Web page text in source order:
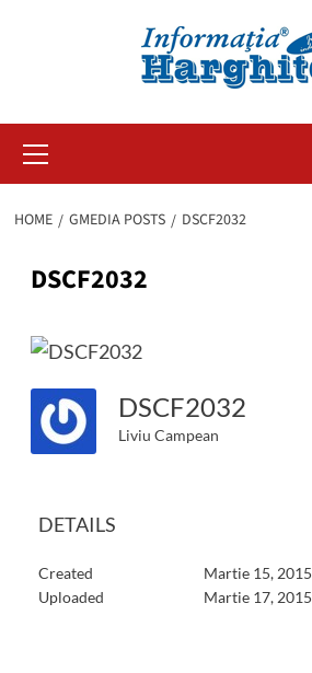
Menu
HOME GMEDIA POSTS DSCF2032
DSCF2032
DSCF2032
Liviu Campean
DETAILS
Created
Martie 15, 2015
Uploaded
Martie 17, 2015